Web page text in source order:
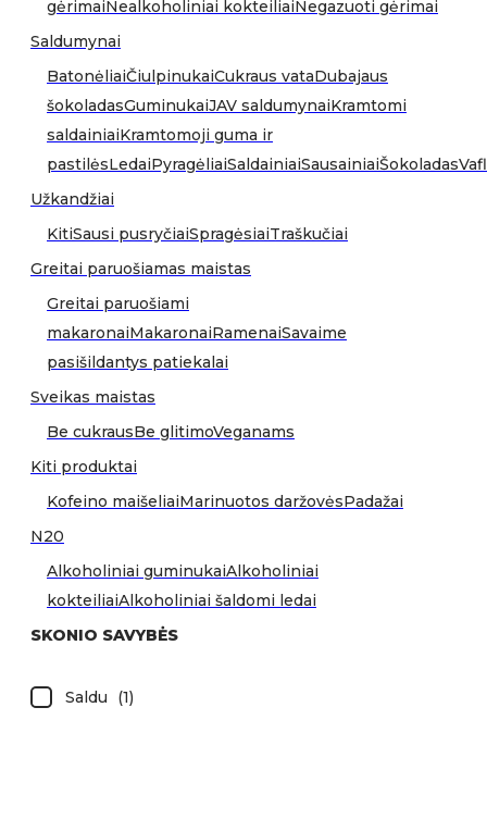
gėrimaiNealkoholiniai kokteiliaiNegazuoti gėrimai
Saldumynai
BatonėliaiČiulpinukaiCukraus vataDubajaus
šokoladasGuminukaiJAV saldumynaiKramtomi
saldainiaiKramtomoji guma ir
pastilėsLedaiPyragėliaiSaldainiaiSausainiaiŠokoladas
Užkandžiai
KitiSausi pusryčiaiSpragėsiaiTraškučiai
Greitai paruošiamas maistas
Greitai paruošiami
makaronaiMakaronaiRamenaiSavaime
pasišildantys patiekalai
Sveikas maistas
Be cukrausBe glitimoVeganams
Kiti produktai
Kofeino maišeliaiMarinuotos daržovėsPadažai
N20
Alkoholiniai guminukaiAlkoholiniai
kokteiliaiAlkoholiniai šaldomi ledai
SKONIO SAVYBĖS
Saldu (1)